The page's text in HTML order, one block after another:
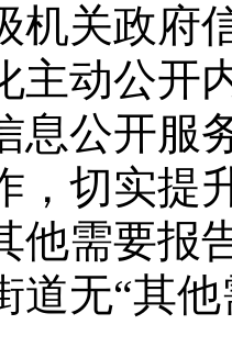
机关政府
主动公开
息公开服
，切实提
需要报
无“其他